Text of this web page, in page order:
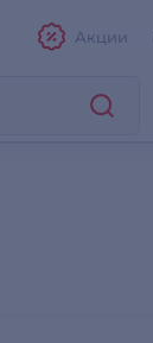
Акции